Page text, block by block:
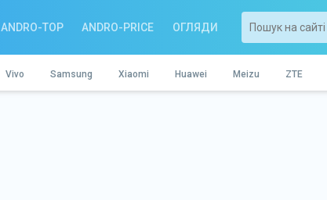
ANDRO-TOP ANDRO-PRICE ОГЛЯДИ
Vivo Samsung Xiaomi Huawei Meizu ZTE